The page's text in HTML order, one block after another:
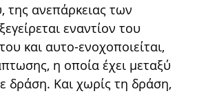
της ανεπάρκειας των
εναντίον του
και αυτο-ενοχοποιείται,
η οποία έχει μεταξύ
δράση. Και χωρίς τη δράση,